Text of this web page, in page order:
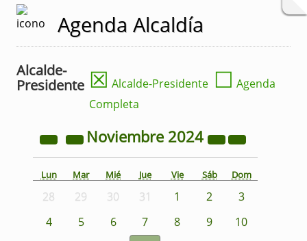
Agenda Alcaldía
Alcalde-
Presidente ☒ Alcalde-Presidente ☐ Agenda
Completa
Noviembre 2024
Lun Mar Mié Jue Vie Sáb Dom
28 29 30 31 1 2
3
4
5 6 7 8 9
10